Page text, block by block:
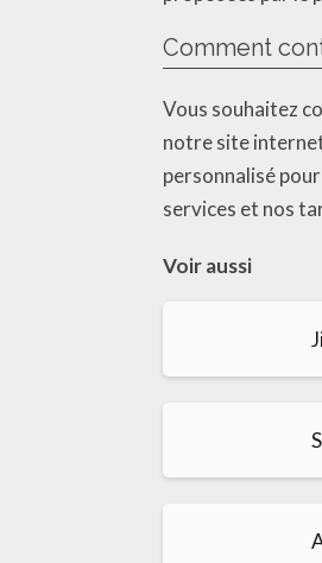
Comment
Vous souhaitez
notre site
personnalisé
services et nos
Voir aussi